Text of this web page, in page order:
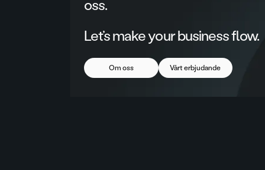
oss.
Let’s make your business flow.
Om oss Vårt erbjudande